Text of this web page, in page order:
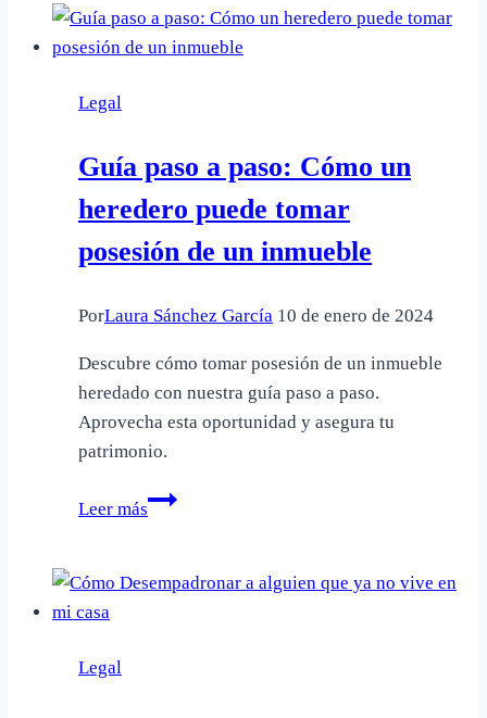
oficinas
según
es
límite
permitido?
Legal
Guía paso a paso: Cómo un
heredero puede tomar
posesión de un inmueble
PorLaura Sánchez García 10 de enero de 2024
Descubre cómo tomar posesión de un inmueble
heredado con nuestra guía paso a paso.
Aprovecha esta oportunidad y asegura tu
patrimonio.
Leer más
Guía
paso:
Legal